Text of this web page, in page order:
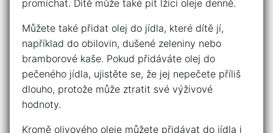
promíchat. Dítě může také pít lžíci oleje denně.
Můžete také přidat olej do jídla, které dítě jí,
například do obilovin, dušené zeleniny nebo
bramborové kaše. Pokud přidáváte olej do
pečeného jídla, ujistěte se, že jej nepečete příliš
dlouho, protože může ztratit své výživové
hodnoty.
Kromě olivového oleje můžete přidávat do jídla i